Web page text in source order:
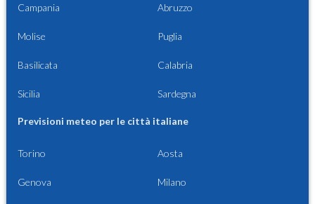
Campania Abruzzo
Molise Puglia
Basilicata Calabria
Sicilia Sardegna
Previsioni meteo per le città italiane
Torino Aosta
Genova Milano